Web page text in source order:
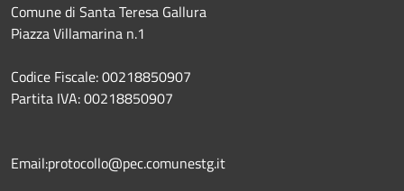
Comune di Santa Teresa Gallura
Piazza Villamarina n.1
Codice Fiscale: 00218850907
Partita IVA: 00218850907
Email:protocollo@pec.comunestg.it